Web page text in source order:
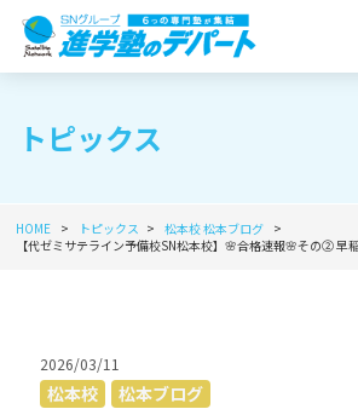
トピックス
HOME トピックス 松本校松本ブログ
【代ゼミサテライン予備校SN松本校】🌸合格速報🌸その② 早
2026/03/11
松本校
松本ブログ